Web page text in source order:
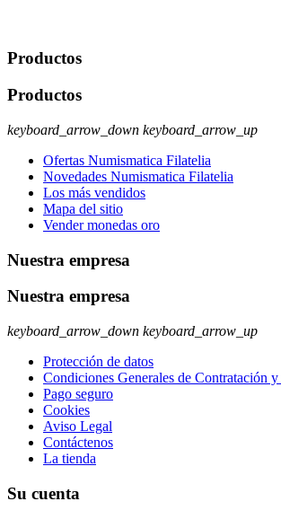
Productos
Productos
keyboard_arrow_down keyboard_arrow_up
Ofertas Numismatica Filatelia
Novedades Numismatica Filatelia
Los más vendidos
Mapa del sitio
Vender monedas oro
Nuestra empresa
Nuestra empresa
keyboard_arrow_down keyboard_arrow_up
Protección de datos
Condiciones Generales de Contratación
Pago seguro
Cookies
Aviso Legal
Contáctenos
La tienda
Su cuenta